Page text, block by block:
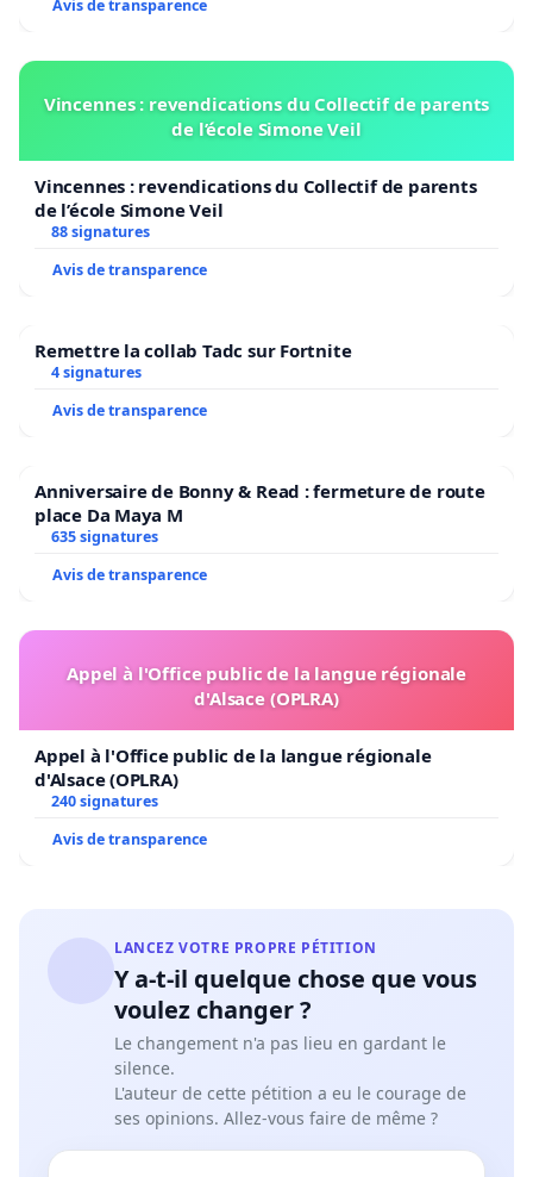
Avis de transparence
Vincennes : revendications du Collectif de parents
de l’école Simone Veil
Vincennes : revendications du Collectif de parents
de l’école Simone Veil
88 signatures
Avis de transparence
Remettre la collab Tadc sur Fortnite
4 signatures
Avis de transparence
Anniversaire de Bonny & Read : fermeture de route
place Da Maya M
635 signatures
Avis de transparence
Appel à l'Office public de la langue régionale
d'Alsace (OPLRA)
Appel à l'Office public de la langue régionale
d'Alsace (OPLRA)
240 signatures
Avis de transparence
LANCEZ VOTRE PROPRE PÉTITION
Y a-t-il quelque chose que vous
voulez changer ?
Le changement n'a pas lieu en gardant le
silence.
L'auteur de cette pétition a eu le courage de
ses opinions. Allez-vous faire de même ?